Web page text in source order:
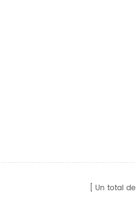
Un total de